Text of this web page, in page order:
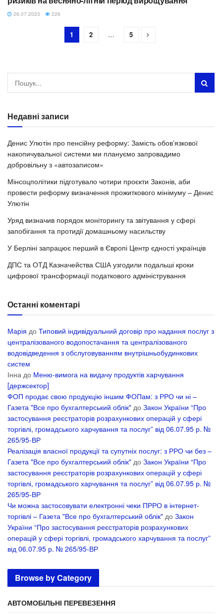
26.07.2023 226
1 2 … 5
Недавні записи
Денис Улютін про пенсійну реформу: Замість обовʼязкової
накопичувальної системи ми плануємо запровадимо
добровільну з «автозаписом»
Мінсоцполітики підготувало чотири проєкти Законів, аби
провести реформу визначення прожиткового мінімуму – Денис
Улютін
Уряд визначив порядок моніторингу та звітування у сфері
запобігання та протидії домашньому насильству
У Берліні запрацює перший в Європі Центр єдності українців
ДПС та ОТД Казначейства США узгодили подальші кроки
цифрової трансформації податкового адміністрування
Останні коментарі
Марія до Типовий індивідуальний договір про надання послуг з
централізованого водопостачання та централізованого
водовідведення з обслуговуванням внутрішньобудинкових
систем
Інна до Меню-вимога на видачу продуктів харчування
[держсектор]
ФОП продає свою продукцію іншим ФОПам: з РРО чи ні –
Газета "Все про бухгалтерський облік" до Закон України “Про
застосування реєстраторів розрахункових операцій у сфері
торгівлі, громадського харчування та послуг” від 06.07.95 р. №
265/95-ВР
Реалізація власної продукції та супутніх послуг: з РРО чи без –
Газета "Все про бухгалтерський облік" до Закон України “Про
застосування реєстраторів розрахункових операцій у сфері
торгівлі, громадського харчування та послуг” від 06.07.95 р. №
265/95-ВР
Чи можна застосовувати електронні чеки ПРРО в інтернет-
торгівлі – Газета "Все про бухгалтерський облік" до Закон
України “Про застосування реєстраторів розрахункових
операцій у сфері торгівлі, громадського харчування та послуг”
від 06.07.95 р. № 265/95-ВР
Browse by Category
АВТОМОБІЛЬНІ ПЕРЕВЕЗЕННЯ